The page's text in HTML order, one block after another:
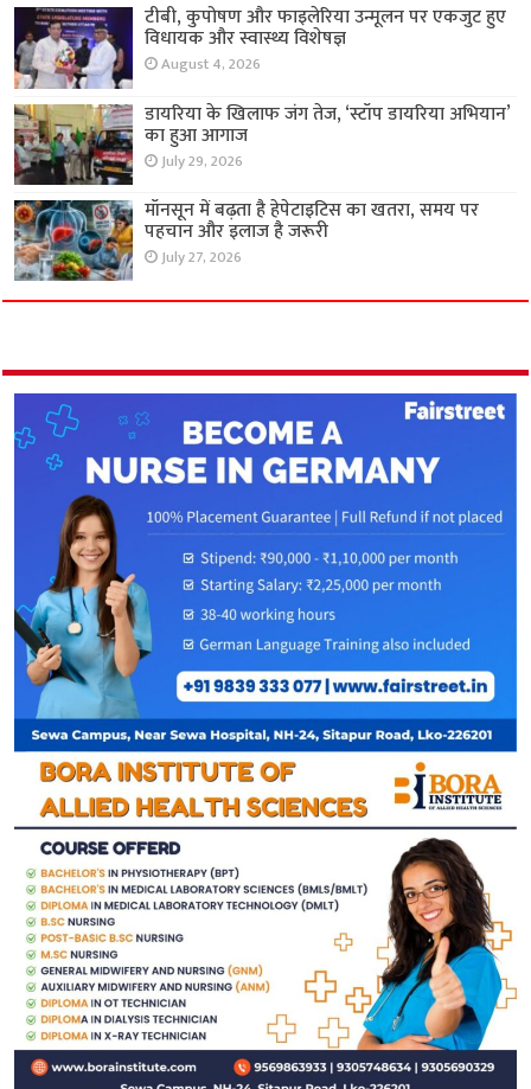
टीबी, कुपोषण और फाइलेरिया उन्मूलन पर एकजुट हुए
विधायक और स्वास्थ्य विशेषज्ञ
August 4, 2026
डायरिया के खिलाफ जंग तेज, ‘स्टॉप डायरिया अभियान’
का हुआ आगाज
July 29, 2026
मॉनसून में बढ़ता है हेपेटाइटिस का खतरा, समय पर
पहचान और इलाज है जरूरी
July 27, 2026